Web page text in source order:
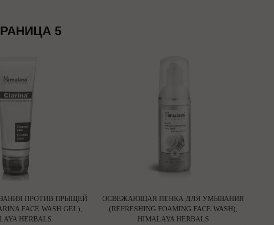
5
ПРОТИВ ПРЫЩЕЙ
FACE WASH GEL),
HERBALS
ОСВЕЖАЮЩАЯ ПЕНКА ДЛЯ УМЫВАНИЯ
(REFRESHING FOAMING FACE WASH),
HIMALAYA HERBALS